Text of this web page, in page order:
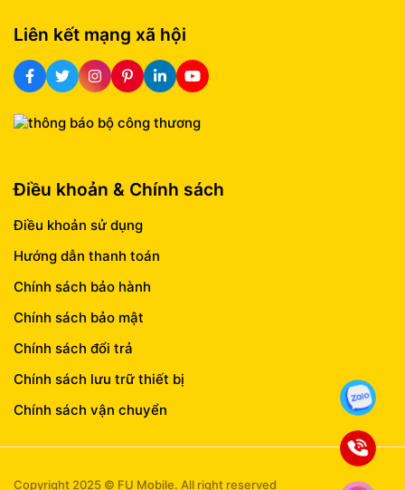
Liên kết mạng xã hội
Điều khoản & Chính sách
Điều khoản sử dụng
Hướng dẫn thanh toán
Chính sách bảo hành
Chính sách bảo mật
Chính sách đổi trả
Chính sách lưu trữ thiết bị
Chính sách vận chuyển
Copyright 2025 © FU Mobile. All right reserved